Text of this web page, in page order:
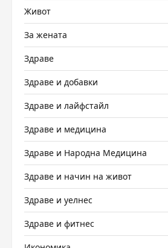
Живот
За жената
Здраве
Здраве и добавки
Здраве и лайфстайл
Здраве и медицина
Здраве и Народна Медицина
Здраве и начин на живот
Здраве и уелнес
Здраве и фитнес